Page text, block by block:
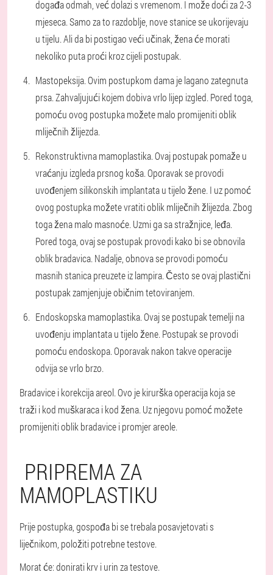
događa odmah, već dolazi s vremenom. I može doći za 2-3
mjeseca. Samo za to razdoblje, nove stanice se ukorijevaju
u tijelu. Ali da bi postigao veći učinak, žena će morati
nekoliko puta proći kroz cijeli postupak.
Mastopeksija. Ovim postupkom dama je lagano zategnuta
prsa. Zahvaljujući kojem dobiva vrlo lijep izgled. Pored toga,
pomoću ovog postupka možete malo promijeniti oblik
mliječnih žlijezda.
Rekonstruktivna mamoplastika. Ovaj postupak pomaže u
vraćanju izgleda prsnog koša. Oporavak se provodi
uvođenjem silikonskih implantata u tijelo žene. I uz pomoć
ovog postupka možete vratiti oblik mliječnih žlijezda. Zbog
toga žena malo masnoće. Uzmi ga sa stražnjice, leđa.
Pored toga, ovaj se postupak provodi kako bi se obnovila
oblik bradavica. Nadalje, obnova se provodi pomoću
masnih stanica preuzete iz lampira. Često se ovaj plastični
postupak zamjenjuje običnim tetoviranjem.
Endoskopska mamoplastika. Ovaj se postupak temelji na
uvođenju implantata u tijelo žene. Postupak se provodi
pomoću endoskopa. Oporavak nakon takve operacije
odvija se vrlo brzo.
Bradavice i korekcija areol. Ovo je kirurška operacija koja se
traži i kod muškaraca i kod žena. Uz njegovu pomoć možete
promijeniti oblik bradavice i promjer areole.
PRIPREMA ZA
MAMOPLASTIKU
Prije postupka, gospođa bi se trebala posavjetovati s
liječnikom, položiti potrebne testove.
Morat će: donirati krv i urin za testove.